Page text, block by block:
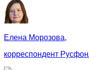
Елена Морозова,
корреспондент